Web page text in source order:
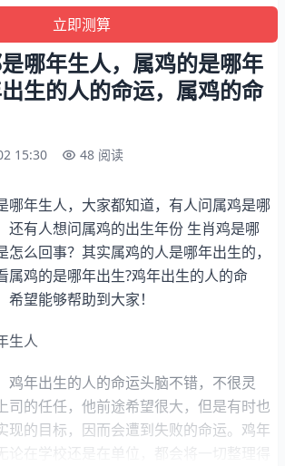
哪年生人，属鸡的是哪年
生的人的命运，属鸡的命
15:30 48 阅读
哪年生人，大家都知道，有人问属鸡是哪
还有人想问属鸡的出生年份 生肖鸡是哪
怎么回事？其实属鸡的人是哪年出生的，
属鸡的是哪年出生?鸡年出生的人的命
望能够帮助到大家！
生人
鸡年出生的人的命运头脑不错，不很灵
司的任任，他前途希望很大，但是有时也
现的目标，因而会遭到失败的命运。鸡年
论在学校还是在单位，都会将一切整理得